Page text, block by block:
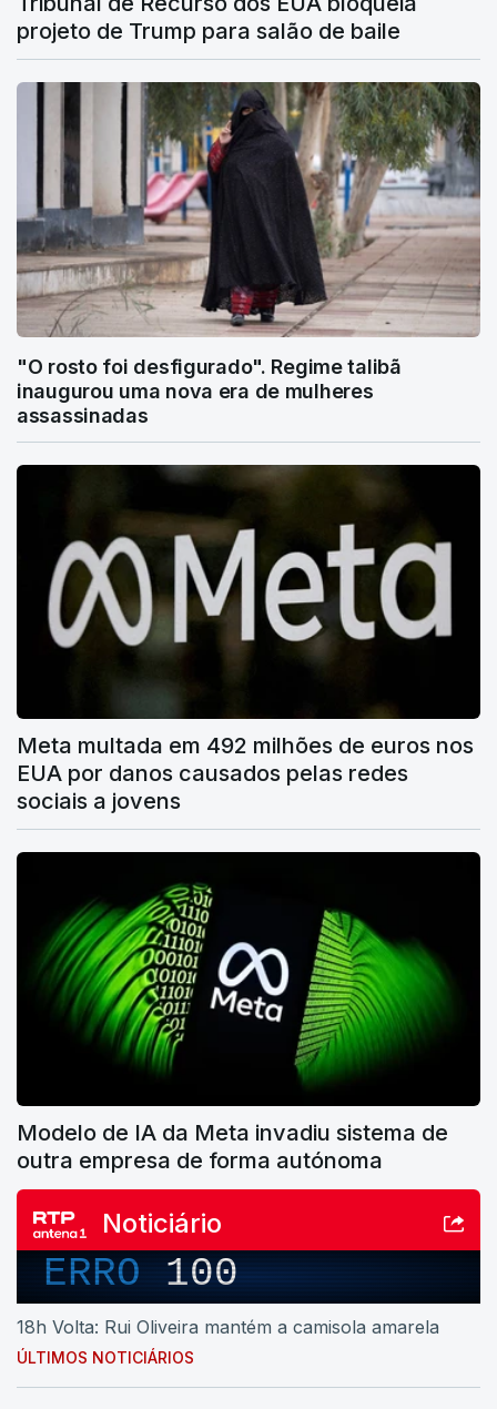
projeto de Trump para salão de baile
"O rosto foi desfigurado". Regime talibã
inaugurou uma nova era de mulheres
assassinadas
Meta multada em 492 milhões de euros nos
EUA por danos causados pelas redes
sociais a jovens
Modelo de IA da Meta invadiu sistema de
outra empresa de forma autónoma
Noticiário
ERRO 100
18h Volta: Rui Oliveira mantém a camisola amarela
ÚLTIMOS NOTICIÁRIOS